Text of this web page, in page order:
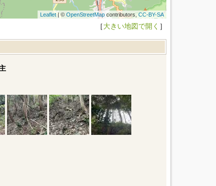
Leaflet| © OpenStreetMapcontributors, CC-BY-SA
［大きい地図で開く ］